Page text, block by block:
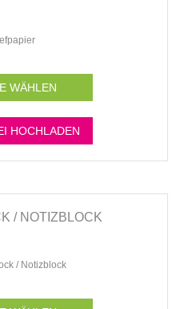
WÄHLEN
HOCHLADEN
/ NOTIZBLOCK